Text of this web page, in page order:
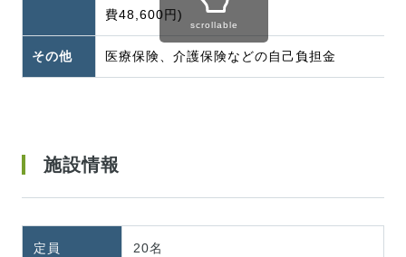
費48,600円)
その他 医療保険、介護保険などの自己負担金
scrollable
施設情報
定員 20名